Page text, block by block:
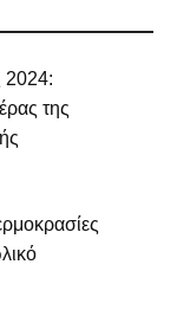
2024:
της